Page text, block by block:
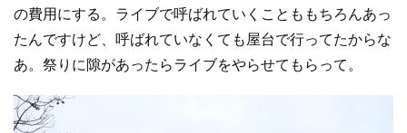
の費用にする。ライブで呼ばれていくことももちろんあっ
たんですけど、呼ばれていなくても屋台で行ってたからな
あ。祭りに隙があったらライブをやらせてもらって。